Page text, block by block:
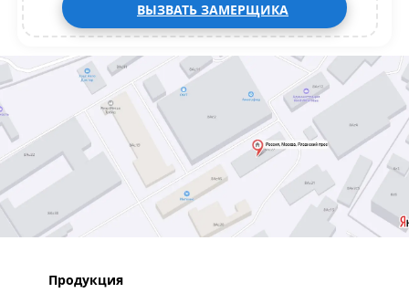
ВЫЗВАТЬ ЗАМЕРЩИКА
Продукция